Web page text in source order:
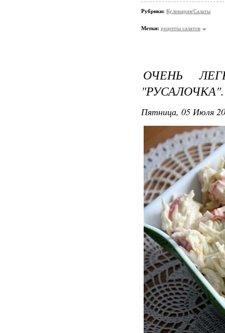
Рубрики: Кулинария/Салаты
Метки: рецепты салатов
ОЧЕНЬ
Пятница, 05 Июля